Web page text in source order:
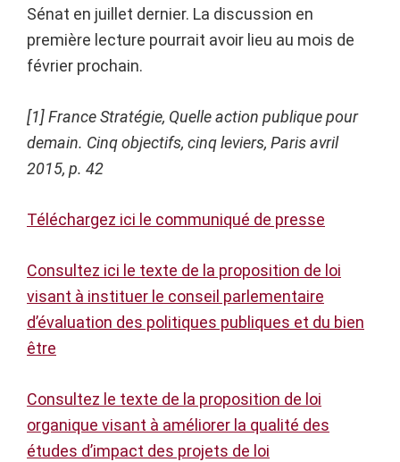
Sénat en juillet dernier. La discussion en
première lecture pourrait avoir lieu au mois de
février prochain.
[1] France Stratégie, Quelle action publique pour
demain. Cinq objectifs, cinq leviers, Paris avril
2015, p. 42
Téléchargez ici le communiqué de presse
Consultez ici le texte de la proposition de loi
visant à instituer le conseil parlementaire
d’évaluation des politiques publiques et du bien
être
Consultez le texte de la proposition de loi
organique visant à améliorer la qualité des
études d’impact des projets de loi